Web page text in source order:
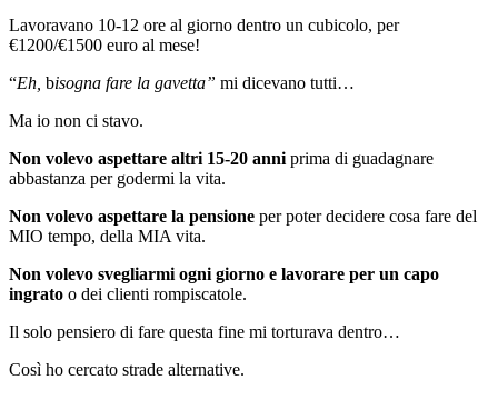
Lavoravano 10-12 ore al giorno dentro un cubicolo, per
€1200/€1500 euro al mese!
“Eh, bisogna fare la gavetta” mi dicevano tutti…
Ma io non ci stavo.
Non volevo aspettare altri 15-20 anni prima di guadagnare
abbastanza per godermi la vita.
Non volevo aspettare la pensione per poter decidere cosa fare del
MIO tempo, della MIA vita.
Non volevo svegliarmi ogni giorno e lavorare per un capo
ingrato o dei clienti rompiscatole.
Il solo pensiero di fare questa fine mi torturava dentro…
Così ho cercato strade alternative.